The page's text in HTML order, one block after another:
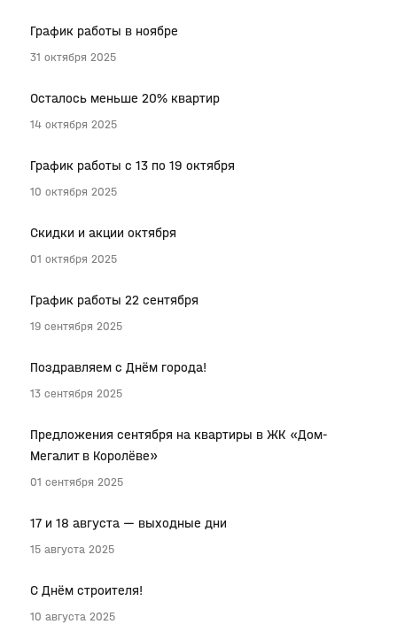
График работы в ноябре
31 октября 2025
Осталось меньше 20% квартир
14 октября 2025
График работы с 13 по 19 октября
10 октября 2025
Скидки и акции октября
01 октября 2025
График работы 22 сентября
19 сентября 2025
Поздравляем с Днём города!
13 сентября 2025
Предложения сентября на квартиры в ЖК «Дом-
Мегалит в Королёве»
01 сентября 2025
17 и 18 августа — выходные дни
15 августа 2025
С Днём строителя!
10 августа 2025